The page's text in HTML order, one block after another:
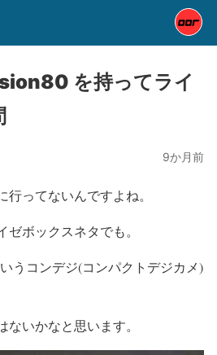
を持ってライ
9か月前
ってないんですよね。
ボックスネタでも。
うコンデジ(コンパクトデジカメ)
いかなと思います。